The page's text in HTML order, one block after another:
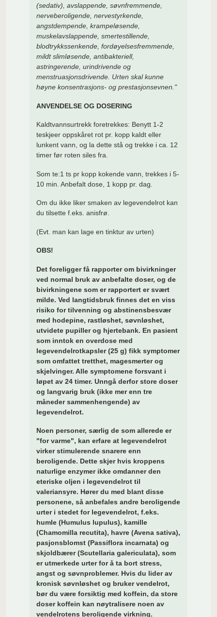
(sedativ), avslappende, søvnfremmende,
nerveberoligende, nervestyrkende,
angstdempende, krampeløsende,
muskelavslappende, smertestillende,
blodtrykkssenkende, fordøyelsesfremmende,
mildt slimløsende, antibakteriell,
astringerende, urindrivende og
menstruasjonsdrivende. Urten skal kunne
høyne konsentrasjons- og prestasjonsevnen."
ANVENDELSE OG DOSERING
Kaldtvannsurtrekk foretrekkes: Benytt 1-2
teskjeer oppskåret rot pr. kopp kaldt eller
lunkent vann, og la dette stå og trekke i ca. 12
timer før roten siles fra.
Som te:1 ts pr kopp kokende vann, trekkes i 5-
10 min. Anbefalt dose, 1 kopp pr. dag.
Om du ikke liker smaken av legevendelrot kan
du tilsette f.eks. anisfrø.
(Evt. man kan lage en tinktur av urten)
OBS!
Det foreligger få rapporter om bivirkninger
ved normal bruk av anbefalte doser, og de
bivirkningene som er rapportert er svært
milde. Ved langtidsbruk finnes det en viss
risiko for tilvenning og abstinensbesvær
med hodepine, rastløshet, søvnløshet,
utvidete pupiller og hjertebank. En pasient
som inntok en overdose med
legevendelrotkapsler (25 g) fikk symptomer
som omfattet tretthet, magesmerter og
skjelvinger. Alle symptomene forsvant i
løpet av 24 timer. Unngå derfor store doser
og langvarig bruk (ikke mer enn tre
måneder sammenhengende) av
legevendelrot.
Noen personer, særlig de som allerede er
"for varme", kan erfare at legevendelrot
virker stimulerende snarere enn
beroligende. Dette skjer hvis kroppens
naturlige enzymer ikke omdanner den
eteriske oljen i legevendelrot til
valeriansyre. Hører du med blant disse
personene, så anbefales andre beroligende
urter i stedet for legevendelrot, f.eks.
humle (Humulus lupulus), kamille
(Chamomilla recutita), havre (Avena sativa),
pasjonsblomst (Passiflora incarnata) og
skjoldbærer (Scutellaria galericulata), som
er utmerkede urter for å ta bort stress,
angst og søvnproblemer. Hvis du lider av
kronisk søvnløshet og bruker vendelrot,
bør du være forsiktig med koffein, da store
doser koffein kan nøytralisere noen av
vendelrotens beroligende virkning.